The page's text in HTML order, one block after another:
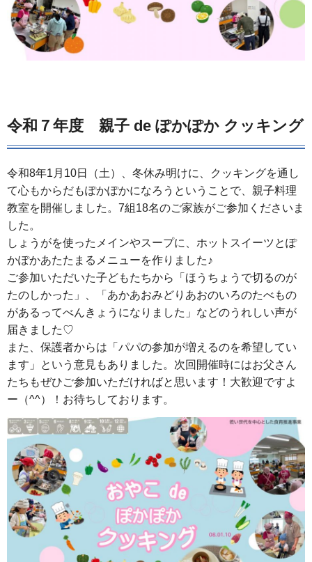
令和７年度 親子 de ぽかぽか クッキング
令和8年1月10日（土）、冬休み明けに、クッキングを通し
て心もからだもぽかぽかになろうということで、親子料理
教室を開催しました。7組18名のご家族がご参加くださいま
した。
しょうがを使ったメインやスープに、ホットスイーツとぽ
かぽかあたたまるメニューを作りました♪
ご参加いただいた子どもたちから「ほうちょうで切るのが
たのしかった」、「あかあおみどりあおのいろのたべもの
があるってべんきょうになりました」などのうれしい声が
届きました♡
また、保護者からは「パパの参加が増えるのを希望してい
ます」という意見もありました。次回開催時にはお父さん
たちもぜひご参加いただければと思います！大歓迎ですよ
ー（^^）！お待ちしております。